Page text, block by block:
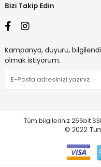
Bizi Takip Edin
Kampanya, duyuru,
olmak istiyorum.
Tüm bilgileriniz 256bit
© 2022